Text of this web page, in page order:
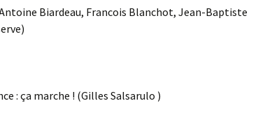
Biardeau, Francois Blanchot, Jean-Baptiste
: ça marche ! (Gilles Salsarulo )